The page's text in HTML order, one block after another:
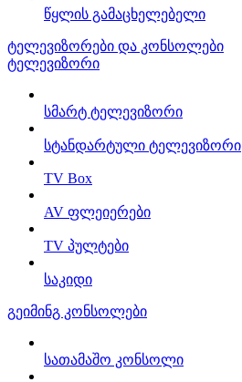
წყლის გამაცხელებელი
ტელევიზორები და კონსოლები
ტელევიზორი
სმარტ ტელევიზორი
სტანდარტული ტელევიზორი
TV Box
AV ფლეიერები
TV პულტები
საკიდი
გეიმინგ კონსოლები
სათამაშო კონსოლი